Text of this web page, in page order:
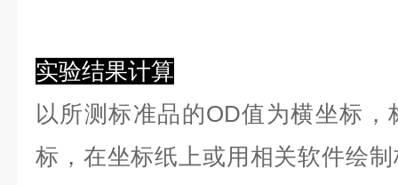
实验结果计算
以所测标准品的OD值为横坐标，
标，在坐标纸上或用相关软件绘制